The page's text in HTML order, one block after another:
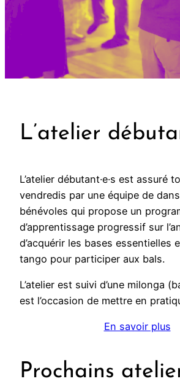
L’atelier
L’atelier débutant·e·s est assuré
vendredis par une équipe de
bénévoles qui propose un
d’apprentissage progressif sur
d’acquérir les bases essentielles
tango pour participer aux bals.
L’atelier est suivi d’une milonga
est l’occasion de mettre en
En savoir plus
Prochains